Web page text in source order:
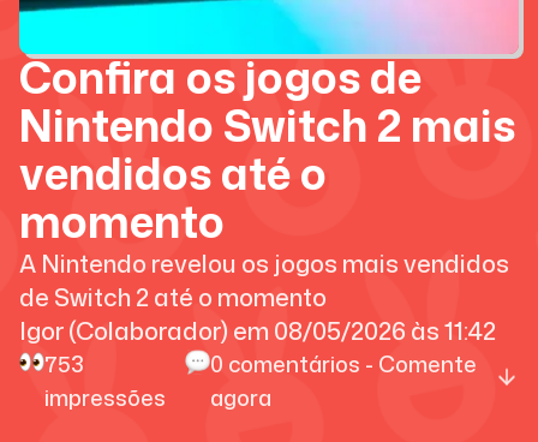
Confira os jogos de
Nintendo Switch 2 mais
vendidos até o
momento
A Nintendo revelou os jogos mais vendidos
de Switch 2 até o momento
Igor (Colaborador) em 08/05/2026 às11:42
753
impressões
0 comentários - Comente
agora